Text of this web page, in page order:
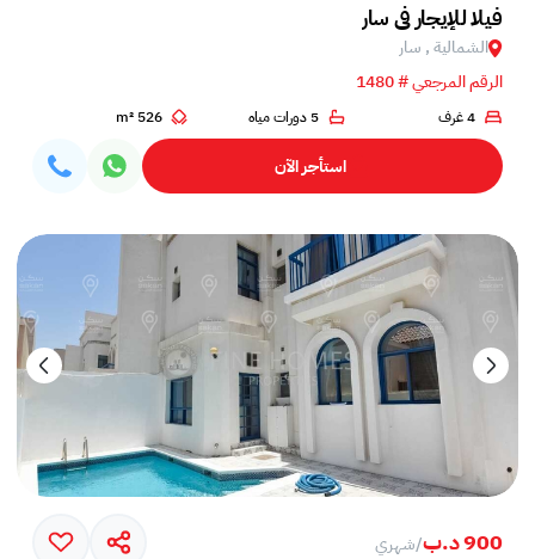
فيلا للإيجار في سار
الشمالية , سار
الرقم المرجعي # 1480
4 غرف 5 دورات مياه 526 m²
استأجر الآن
900 د.ب /شهري